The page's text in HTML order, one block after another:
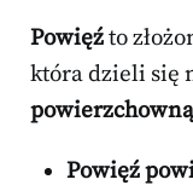
Powięźto
która dzieli się
powierzchowną
Powięź